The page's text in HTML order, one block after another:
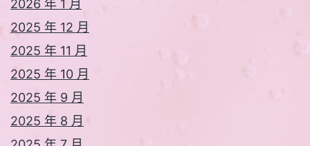
2026 年 1 月
2025 年 12 月
2025 年 11 月
2025 年 10 月
2025 年 9 月
2025 年 8 月